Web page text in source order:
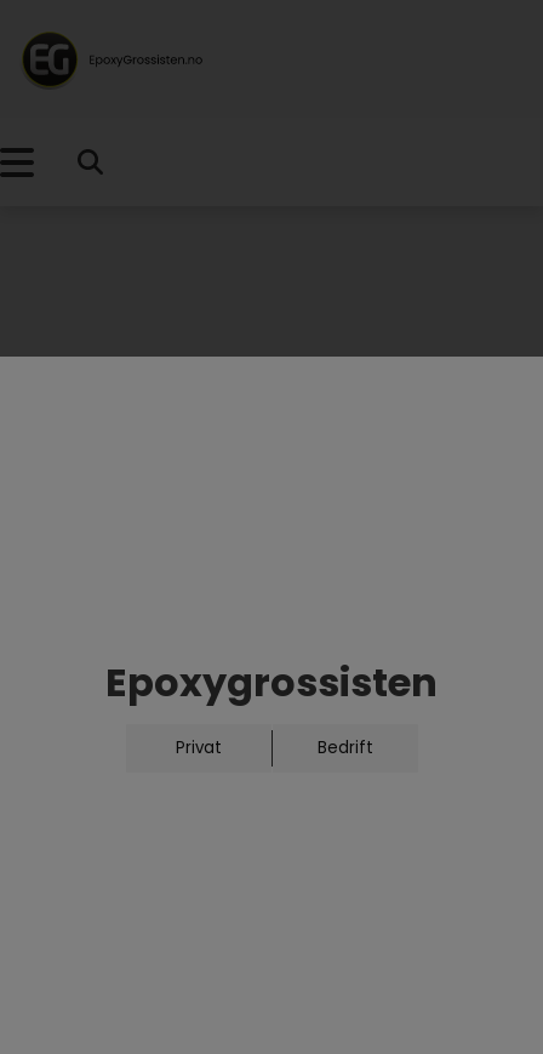
Epoxygrossisten
Privat Bedrift
Tilbake til hovedsiden